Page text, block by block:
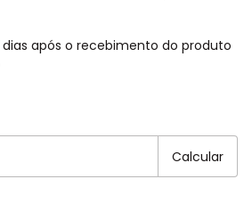
após o recebimento do produto
Calcular